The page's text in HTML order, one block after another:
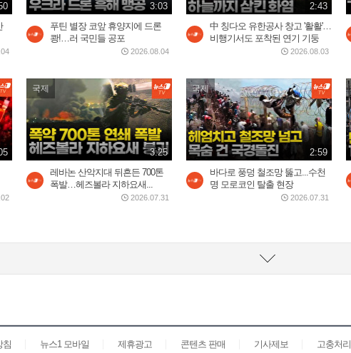
3:03
푸틴 별장 코앞 휴양지에 드론
쾅!…러 국민들 공포
2026.08.04
2:43
中 칭다오 유한공사 창고 '활활'…
비행기서도 포착된 연기 기둥
2026.08.03
국제
3:25
레바논 산악지대 뒤흔든 700톤
폭발…헤즈볼라 지하요새...
2026.07.31
국제
2:59
바다로 풍덩 철조망 뚫고...수천
명 모로코인 탈출 현장
2026.07.31
침 뉴스1 모바일 제휴광고 콘텐츠 판매 기사제보 고충처리